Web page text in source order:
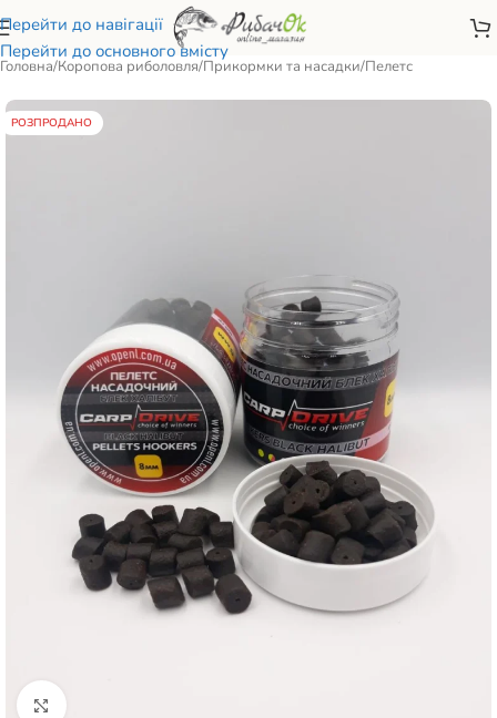
Перейти до навігації
Перейти до основного вмісту
Головна/Коропова риболовля/Прикормки та насадки/Пелетс
РОЗПРОДАНО
Натисніть, щоб збільшити